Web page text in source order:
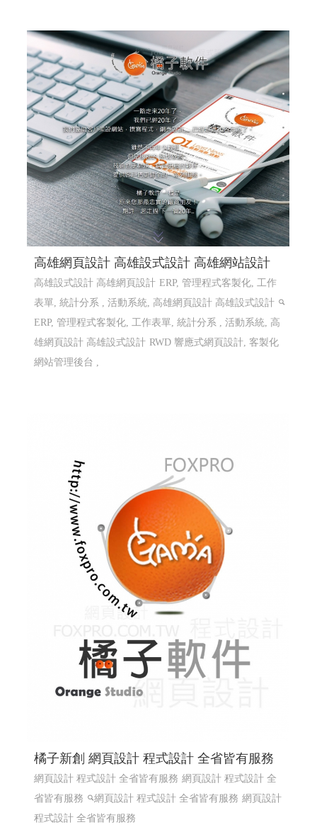
高雄網頁設計 高雄設式設計 高雄網站設計
高雄設式設計 高雄網頁設計 ERP, 管理程式客製化, 工作
表單, 統計分系 , 活動系統, 高雄網頁設計 高雄設式設計
ERP, 管理程式客製化, 工作表單, 統計分系 , 活動系統, 高
雄網頁設計 高雄設式設計 RWD 響應式網頁設計, 客製化
網站管理後台 ,
橘子新創 網頁設計 程式設計 全省皆有服務
網頁設計 程式設計 全省皆有服務 網頁設計 程式設計 全
省皆有服務
網頁設計 程式設計 全省皆有服務 網頁設計
程式設計 全省皆有服務